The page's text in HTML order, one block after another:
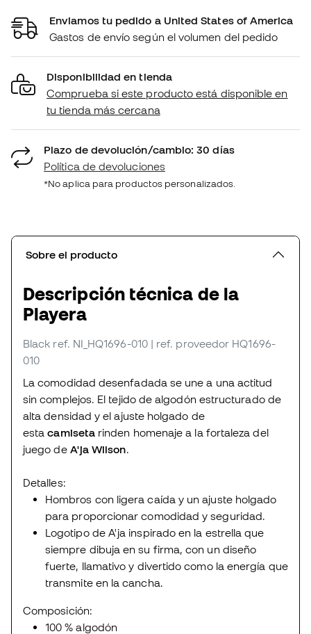
Enviamos tu pedido a United States of America
Gastos de envío según el volumen del pedido
Disponibilidad en tienda
Comprueba si este producto está disponible en
tu tienda más cercana
Plazo de devolución/cambio: 30 días
Política de devoluciones
*No aplica para productos personalizados.
Sobre el producto
Descripción técnica de la
Playera
Black ref. NI_HQ1696-010 | ref. proveedor HQ1696-
010
La comodidad desenfadada se une a una actitud
sin complejos. El tejido de algodón estructurado de
alta densidad y el ajuste holgado de
estacamiseta rinden homenaje a la fortaleza del
juego de A'ja Wilson
Detalles:
Hombros con ligera caída y un ajuste holgado
para proporcionar comodidad y seguridad.
Logotipo de A'ja inspirado en la estrella que
siempre dibuja en su firma, con un diseño
fuerte, llamativo y divertido como la energía que
transmite en la cancha.
Composición:
100 % algodón